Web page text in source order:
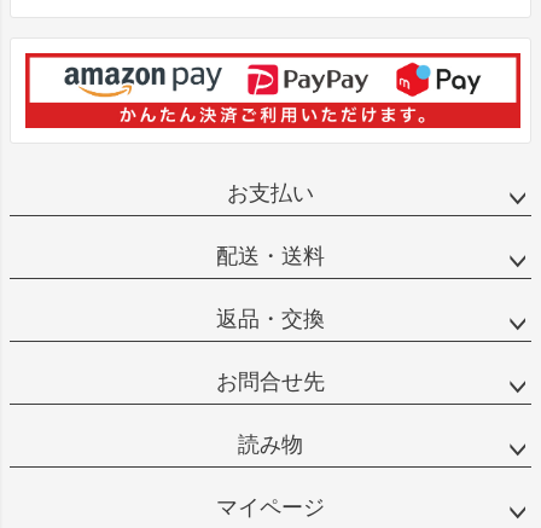
お支払い
配送・送料
返品・交換
お問合せ先
読み物
マイページ